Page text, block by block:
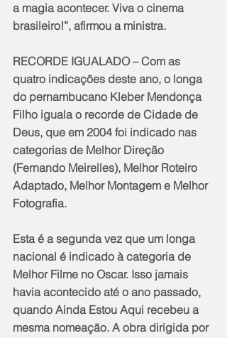
a magia acontecer. Viva o cinema
brasileiro!”, afirmou a ministra.
RECORDE IGUALADO – Com as
quatro indicações deste ano, o longa
do pernambucano Kleber Mendonça
Filho iguala o recorde de Cidade de
Deus, que em 2004 foi indicado nas
categorias de Melhor Direção
(Fernando Meirelles), Melhor Roteiro
Adaptado, Melhor Montagem e Melhor
Fotografia.
Esta é a segunda vez que um longa
nacional é indicado à categoria de
Melhor Filme no Oscar. Isso jamais
havia acontecido até o ano passado,
quando Ainda Estou Aqui recebeu a
mesma nomeação. A obra dirigida por